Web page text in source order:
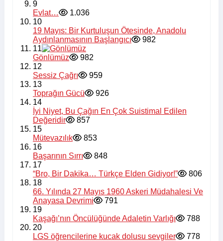
9
Evlat…
1.036
10
19 Mayıs: Bir Kurtuluşun Ötesinde, Anadolu
Aydınlanmasının Başlangıcı
982
11
Gönlümüz
982
12
Sessiz Çağrı
959
13
Toprağın Gücü
926
14
İyi Niyet, Bu Çağın En Çok Suistimal Edilen
Değeridir
857
15
Mütevazılık
853
16
Başarının Sırrı
848
17
“Bro, Bir Dakika… Türkçe Elden Gidiyor!”
806
18
66. Yılında 27 Mayıs 1960 Askeri Müdahalesi Ve
Anayasa Devrimi
791
19
Kaşağı’nın Öncülüğünde Adaletin Varlığı
788
20
LGS öğrencilerine kucak dolusu sevgiler
778